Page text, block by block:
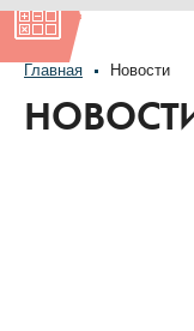
Главная Новости